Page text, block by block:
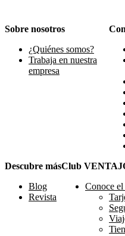
Sobre nosotros
¿Quiénes somos?
Trabaja en nuestra
empresa
Descubre más
Blog
Revista
Club
Conoce